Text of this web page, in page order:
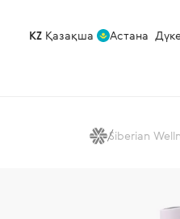
KZ Қазақша Астана
Siberian